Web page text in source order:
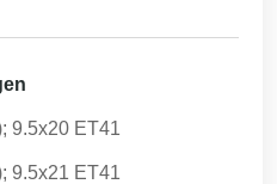
9.5x20 ET41
9.5x21 ET41